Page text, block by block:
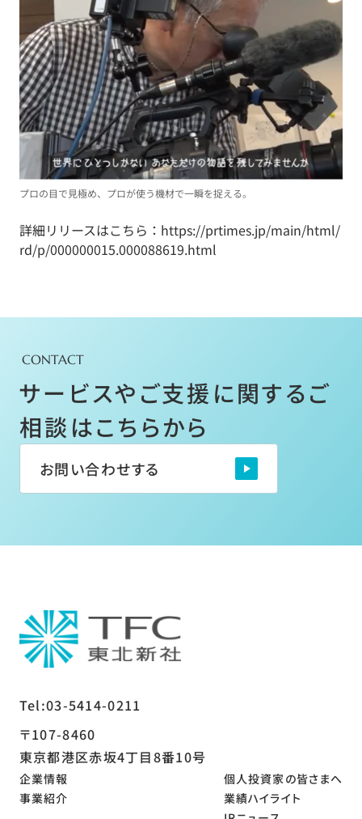
プロの目で見極め、プロが使う機材で一瞬を捉える。
詳細リリースはこちら： https://prtimes.jp/main/html/
rd/p/000000015.000088619.html
CONTACT
サービスやご支援に関するご
相談はこちらから
お問い合わせする
Tel:03-5414-0211
〒107-8460
東京都港区赤坂4丁目8番10号
企業情報
事業紹介
個人投資家の皆さまへ
業績ハイライト